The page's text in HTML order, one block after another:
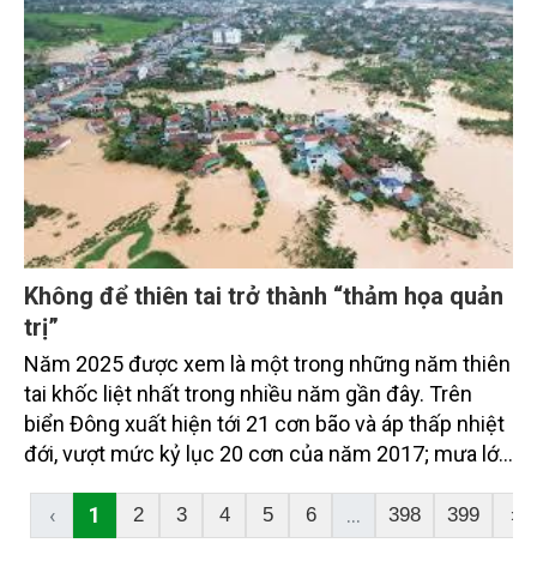
Không để thiên tai trở thành “thảm họa quản
trị”
Năm 2025 được xem là một trong những năm thiên
tai khốc liệt nhất trong nhiều năm gần đây. Trên
biển Đông xuất hiện tới 21 cơn bão và áp thấp nhiệt
đới, vượt mức kỷ lục 20 cơn của năm 2017; mưa lớn
vực, gây lũ lụt nghiêm trọng, xuất hiện lũ vượt mức
lịch sử trên 18 tuyến sông ở Bắc Bộ và Trung Bộ. Hệ
‹ 1 2 3 4 5 6 ... 398 399 ›